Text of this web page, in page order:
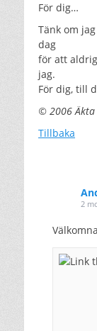
För dig…
Tänk om
dag
för att
jag.
För dig, till
© 2006 Äkta
Tillbaka
2